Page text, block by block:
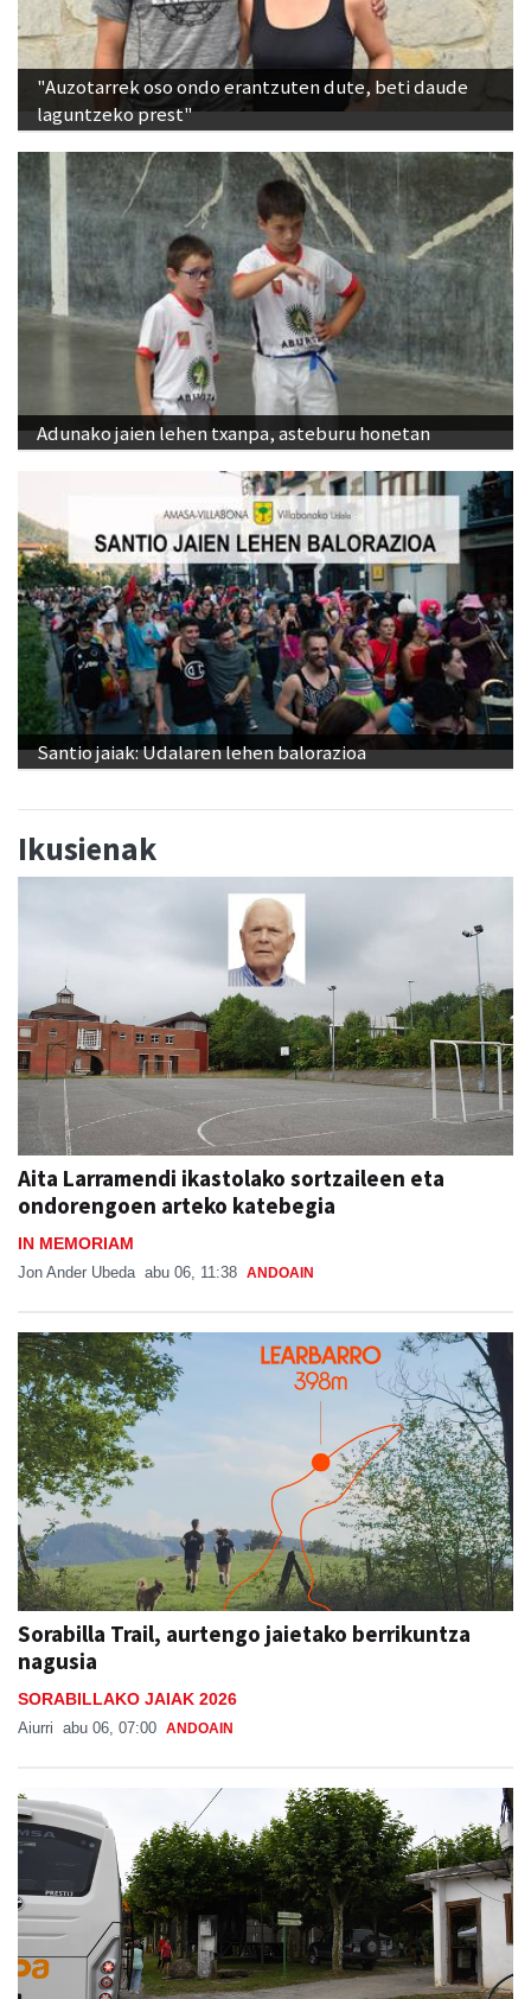
"Auzotarrek oso ondo erantzuten dute, beti daude
laguntzeko prest"
Adunako jaien lehen txanpa, asteburu honetan
Santio jaiak: Udalaren lehen balorazioa
Ikusienak
Aita Larramendi ikastolako sortzaileen eta
ondorengoen arteko katebegia
IN MEMORIAM
Jon Ander Ubeda abu 06, 11:38 ANDOAIN
Sorabilla Trail, aurtengo jaietako berrikuntza
nagusia
SORABILLAKO JAIAK 2026
Aiurri abu 06, 07:00 ANDOAIN